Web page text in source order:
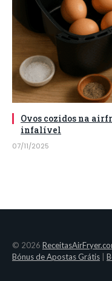
Ovos cozidos na
infalível
07/11/2025
© 2026
Bónus de Apostas Grátis